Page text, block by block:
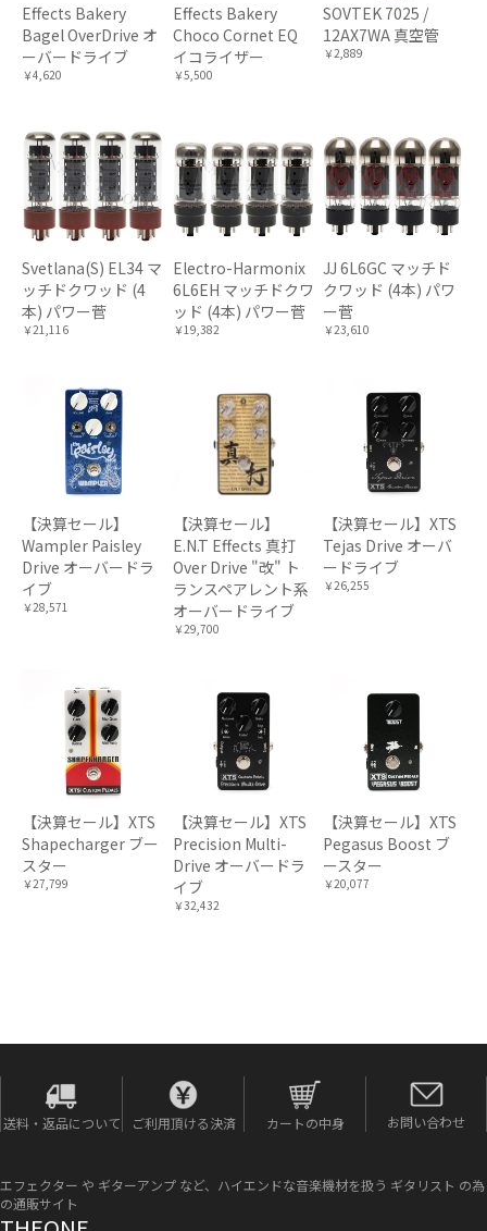
Effects Bakery
Bagel OverDrive オ
ーバードライブ
￥4,620
Effects Bakery
Choco Cornet EQ
イコライザー
￥5,500
SOVTEK 7025 /
12AX7WA 真空管
￥2,889
Svetlana(S) EL34 マ
ッチドクワッド (4
本) パワー菅
￥21,116
Electro-Harmonix
6L6EH マッチドクワ
ッド (4本) パワー菅
￥19,382
JJ 6L6GC マッチド
クワッド (4本) パワ
ー菅
￥23,610
【決算セール】
Wampler Paisley
Drive オーバードラ
イブ
￥28,571
【決算セール】
E.N.T Effects 真打
Over Drive "改" ト
ランスペアレント系
オーバードライブ
￥29,700
【決算セール】XTS
Tejas Drive オーバ
ードライブ
￥26,255
【決算セール】XTS
Shapecharger ブー
スター
￥27,799
【決算セール】XTS
Precision Multi-
Drive オーバードラ
イブ
￥32,432
【決算セール】XTS
Pegasus Boost ブ
ースター
￥20,077
送料・返品について ご利用頂ける決済 カートの中身 お問い合わせ
エフェクター や ギターアンプ など、ハイエンドな音楽機材を扱う ギタリスト の為
の通販サイト